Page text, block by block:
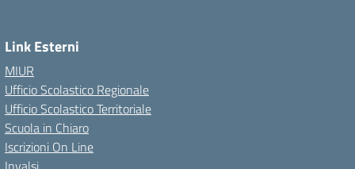
Link Esterni
MIUR
Ufficio Scolastico Regionale
Ufficio Scolastico Territoriale
Scuola in Chiaro
Iscrizioni On Line